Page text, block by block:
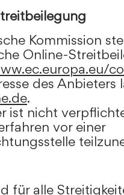
Kommission
Online-
des Anbieters
.
ist nicht
vor einer
für alle